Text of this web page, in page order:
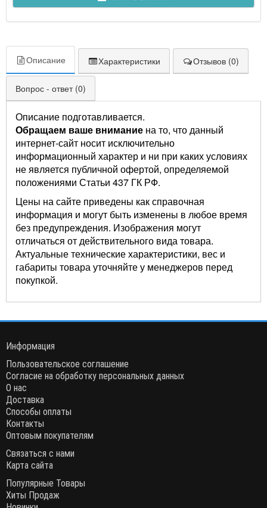
Описание Характеристики Отзывов (0)
Вопрос - ответ (0)
Описание подготавливается.
Обращаем ваше внимание на то, что данный
интернет-сайт носит исключительно
информационный характер и ни при каких условиях
не является публичной офертой, определяемой
положениями Статьи 437 ГК РФ.
Цены на сайте приведены как справочная
информация и могут быть изменены в любое время
без предупреждения. Изображения могут
отличаться от действительного вида товара.
Актуальные технические характеристики, вес и
габариты товара уточняйте у менеджеров перед
покупкой.
Информация
Пользовательское соглашение
Согласие на обработку персональных данных
О нас
Доставка
Способы оплаты
Контакты
Оптовым покупателям
Связаться с нами
Карта сайта
Популярные Товары
Хиты Продаж